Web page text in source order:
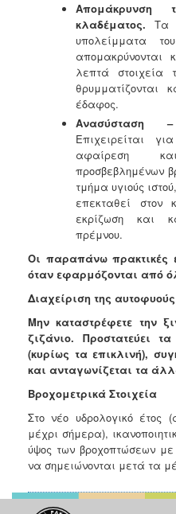
Απομάκρυνση
κλαδέματος. Τα
υπολείμματα
απομακρύνονται
λεπτά στοιχεία
θρυμματίζονται
έδαφος.
Ανασύσταση
Επιχειρείται
αφαίρεση
προσβεβλημένων
τμήμα υγιούς
επεκταθεί στον
εκρίζωση και
πρέμνου.
Οι παραπάνω πρακτικές
όταν εφαρμόζονται από
Διαχείριση της
Μην καταστρέφετε την
ζιζάνιο. Προστατεύει
(κυρίως τα επικλινή),
και ανταγωνίζεται τα
Βροχομετρικά Στοιχεία
Στο νέο υδρολογικό έτος
μέχρι σήμερα),
ύψος των βροχοπτώσεων με
να σημειώνονται μετά τα